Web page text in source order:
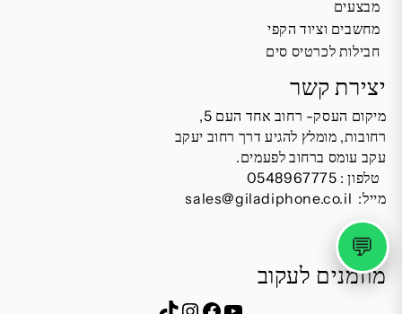
💬
מבצעים
מחשבים וציוד הקפי
חבילות לכרטיס סים
יצירת קשר
מיקום העסק- רחוב אחד העם 5,
רחובות, מומלץ להגיע דרך רחוב יעקב
עקב עומס ברחוב לפעמים.
טלפון : 0548967775
מייל: sales@giladiphone.co.il
מוזמנים לעקוב